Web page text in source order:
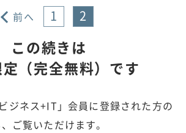
前へ 1 2
この続きは
（完全無料）です
ジネス+IT」会員に登録された方の
ご覧いただけます。